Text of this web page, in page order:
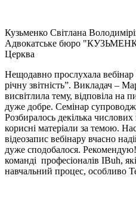
Кузьменко Світлана
Адвокатське бюро
Церква
Нещодавно прослухала вебінар
річну звітність”. Викладач –
висвітлила тему, відповіла на
дуже добре. Семінар
Розбиралось декілька
корисні матеріали за темою.
відеозапис вебінару вчасно
дуже сподобалося.
команді професіоналів IBuh,
навчальний процес, особливо